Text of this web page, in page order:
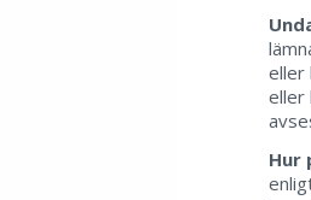
eller
eller
Hur